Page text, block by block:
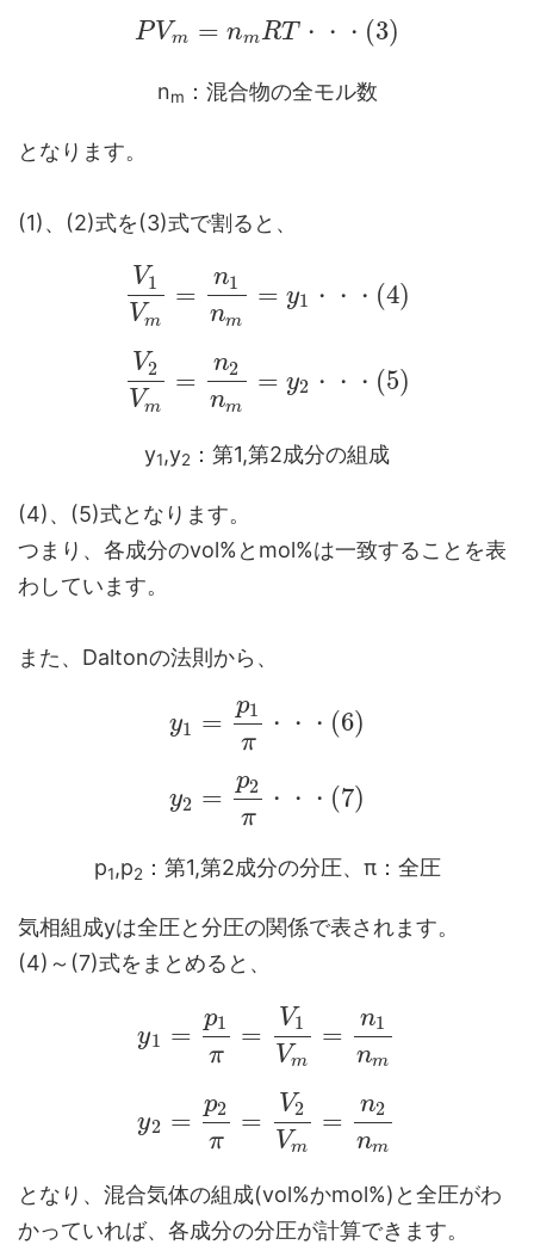
P Vm = nmRT ・ ・ ・ (3)
nm ：混合物の全モル数
となります。
(1)、(2)式を(3)式で割ると、
V1
Vm
=
n1
nm
= y1 ・ ・ ・ (4)
V2
Vm
=
n2
nm
= y2 ・ ・ ・ (5)
y1,y2 ：第1,第2成分の組成
(4)、(5)式となります。
つまり、各成分のvol%とmol%は一致することを表
わしています。
また、Daltonの法則から、
y1 =
p1
π
・ ・ ・ (6)
y2 =
p2
π
・ ・ ・ (7)
p1,p2 ：第1,第2成分の分圧、π：全圧
気相組成yは全圧と分圧の関係で表されます。
(4)～(7)式をまとめると、
y1 =
p1
π
=
V1
Vm
=
n1
nm
y2 =
p2
π
=
V2
Vm
=
n2
nm
となり、混合気体の組成(vol%かmol%)と全圧がわ
かっていれば、各成分の分圧が計算できます。